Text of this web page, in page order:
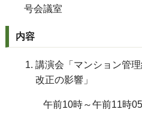
号会議室
内容
講演会「マンション管
改正の影響」
午前10時～午前11時